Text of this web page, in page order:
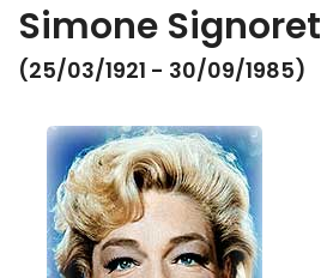
Simone Signoret
(25/03/1921 - 30/09/1985)